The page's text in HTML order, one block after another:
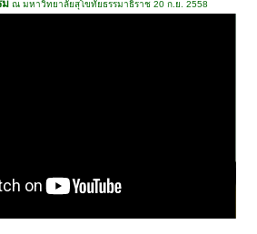
ม ณ มหาวิทยาลัยสุโขทัยธรรมาธิราช 20 ก.ย. 2558